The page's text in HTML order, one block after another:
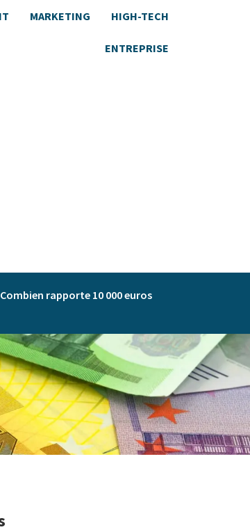
MARKETING HIGH-TECH
ENTREPRISE
Combien rapporte 10 000 euros